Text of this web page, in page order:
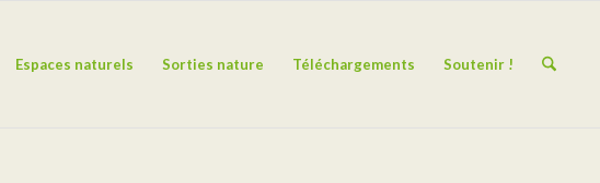
Espaces naturels Sorties nature Téléchargements Soutenir !